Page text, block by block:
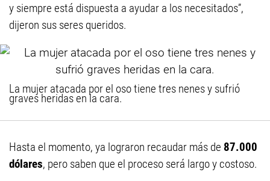
y siempre está dispuesta a ayudar a los necesitados”,
dijeron sus seres queridos.
La mujer atacada por el oso tiene tres nenes y sufrió
graves heridas en la cara.
Hasta el momento, ya lograron recaudar más de 87.000
dólares, pero saben que el proceso será largo y costoso.